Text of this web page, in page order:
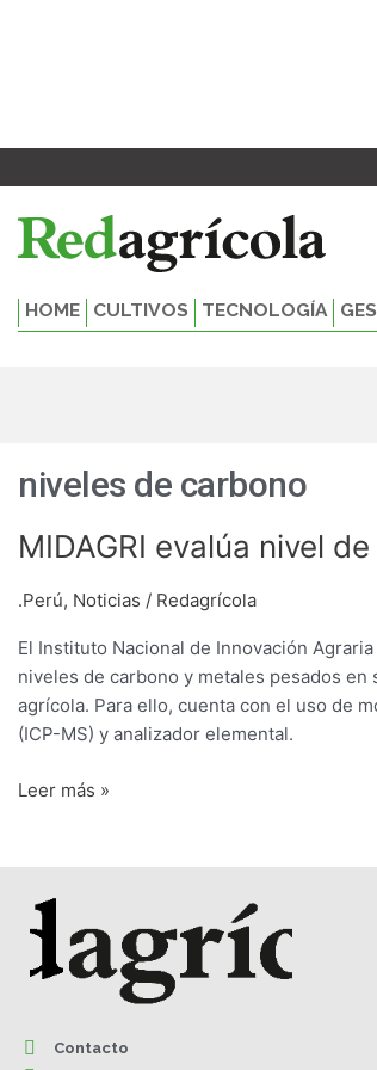
HOME CULTIVOS TECNOLOGÍA
niveles de carbono
MIDAGRI evalúa nivel
.Perú, Noticias / Redagrícola
El Instituto Nacional de Innovación
niveles de carbono y metales pesados
agrícola. Para ello, cuenta con el uso de
(ICP-MS) y analizador elemental.
MIDAGRI
nivel
carbono
y
metales
pesados
suelos
Leer más »
Contacto